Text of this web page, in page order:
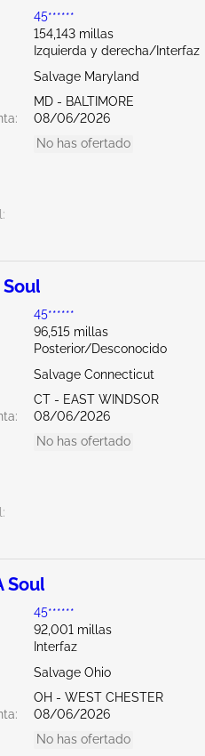
45******
154,143 millas
Izquierda y derecha/Interfaz
Salvage Maryland
MD - BALTIMORE
08/06/2026
No has ofertado
45******
96,515 millas
Posterior/Desconocido
Salvage Connecticut
CT - EAST WINDSOR
08/06/2026
No has ofertado
Soul
45******
92,001 millas
Interfaz
Salvage Ohio
OH - WEST CHESTER
08/06/2026
No has ofertado